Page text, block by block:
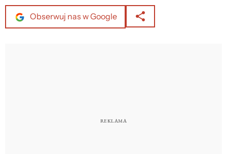
Obserwuj nas w Google